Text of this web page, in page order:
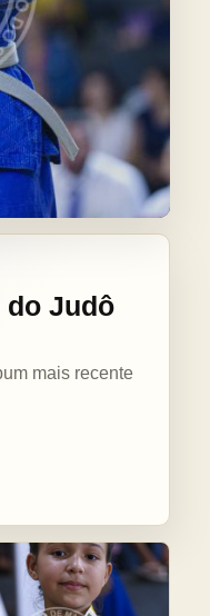
do Judô
mais recente